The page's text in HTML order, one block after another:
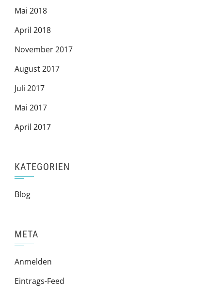
Mai 2018
April 2018
November 2017
August 2017
Juli 2017
Mai 2017
April 2017
KATEGORIEN
Blog
META
Anmelden
Eintrags-Feed